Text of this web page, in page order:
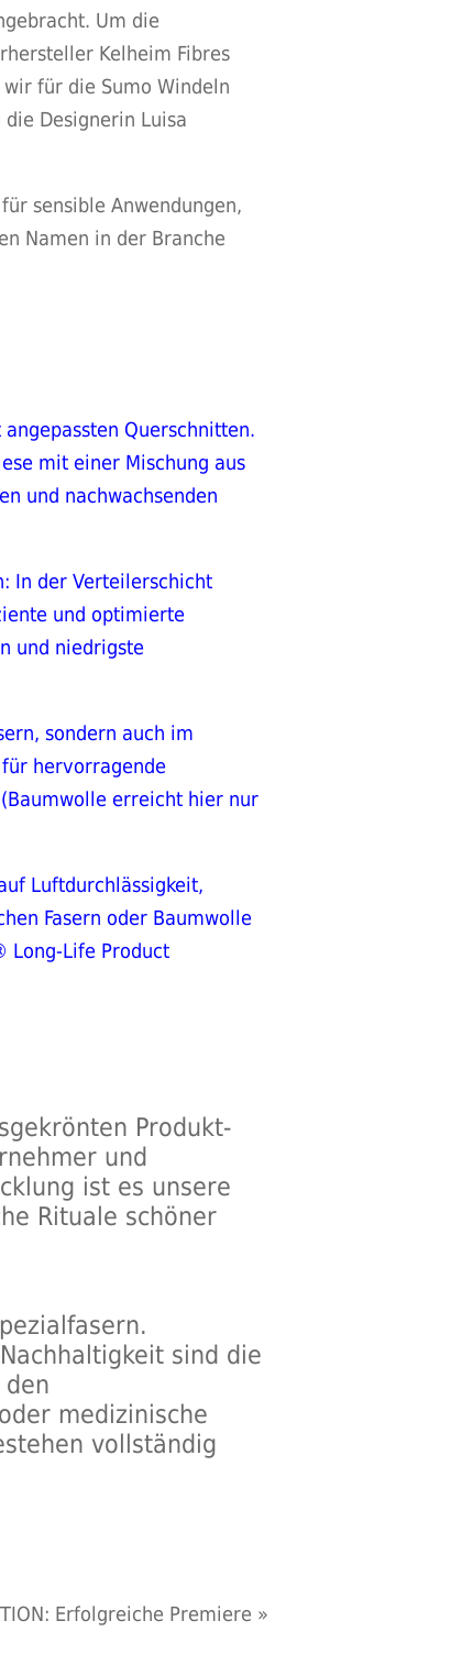
Um die
Kelheim Fibres
für die Sumo Windeln
Designerin Luisa
sensible Anwendungen,
Namen in der Branche
Querschnitten.
mit einer Mischung aus
und nachwachsenden
In der Verteilerschicht
und optimierte
und niedrigste
sondern auch im
hervorragende
erreicht hier nur
Luftdurchlässigkeit,
Fasern oder Baumwolle
Long-Life Product
Produkt-
und
ist es unsere
Rituale schöner
sind die
medizinische
vollständig
Erfolgreiche Premiere »